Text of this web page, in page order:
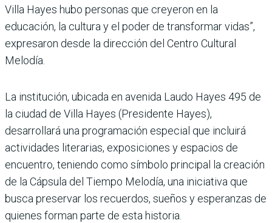
Villa Hayes hubo personas que creyeron en la
educación, la cultura y el poder de transformar vidas”,
expresaron desde la dirección del Centro Cultural
Melodía.
La institución, ubicada en avenida Laudo Hayes 495 de
la ciudad de Villa Hayes (Presidente Hayes),
desarrollará una programación especial que incluirá
actividades literarias, exposiciones y espacios de
encuentro, teniendo como símbolo principal la creación
de la Cápsula del Tiempo Melodía, una iniciativa que
busca preservar los recuerdos, sueños y esperanzas de
quienes forman parte de esta historia.